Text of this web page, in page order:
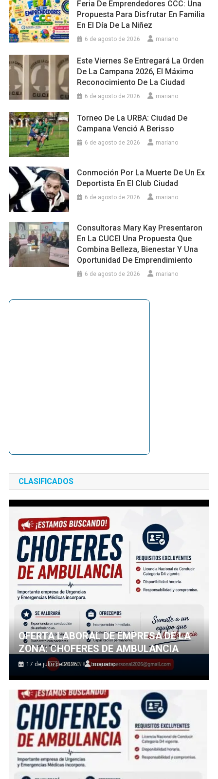
Feria De Emprendedores CCC: Una
Propuesta Para Disfrutar En Familia
En El Día De La Niñez
6 de agosto de 2026 mariano
Este Viernes Se Entregará La Orden
De La Campana 2026, El Máximo
Reconocimiento De La Ciudad
6 de agosto de 2026 mariano
Torneo De La URBA: Ciudad De
Campana Venció A Berisso
6 de agosto de 2026 mariano
Conmoción Por La Muerte De Un Ex
Deportista En El Club Ciudad
6 de agosto de 2026 mariano
Consultoras Mary Kay Presentaron
En La CUCEI Una Propuesta Que
Combina Belleza, Bienestar Y Una
Oportunidad De Emprendimiento
6 de agosto de 2026 mariano
CLASIFICADOS
OFERTA LABORAL DE EMPRESA DE LA
ZONA: CHOFERES DE AMBULANCIA
17 de julio de 2026 mariano